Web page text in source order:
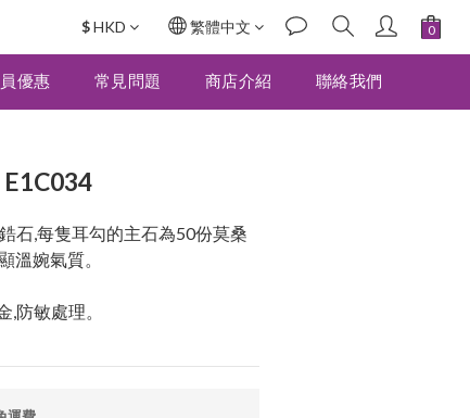
$HKD 繁體中文
優惠 常見問題 商店介紹 聯絡我們
石,每隻耳勾的主石為50份莫桑
溫婉氣質。
,防敏處理。
立即購買